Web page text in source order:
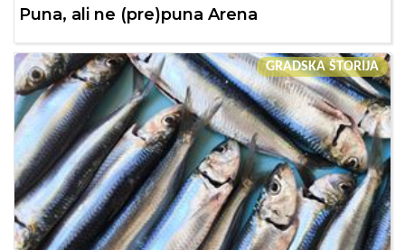
Puna, ali ne (pre)puna Arena
GRADSKA ŠTORIJA